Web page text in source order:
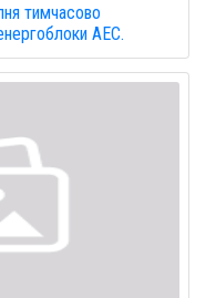
тимчасово
АЕС.